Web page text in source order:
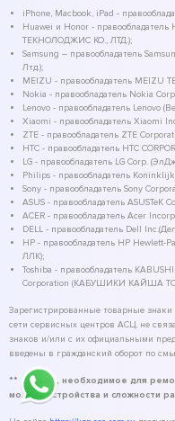
iPhone, Macbook, iPad -
Huawei и Honor - правообладатель
ТЕКНОЛОДЖИС КО., ЛТД.);
Samsung – правообладатель
Лтд.);
MEIZU - правообладатель MEIZU
Nokia - правообладатель Nokia
Lenovo - правообладатель Lenovo
Xiaomi - правообладатель Xiaomi
ZTE - правообладатель ZTE
HTC - правообладатель HTC
LG - правообладатель LG Corp.
Philips - правообладатель
Sony - правообладатель Sony
ASUS - правообладатель
ACER - правообладатель Acer
DELL - правообладатель Dell
HP - правообладатель HP Hewlett-
ЛЛК);
Toshiba - правообладатель
Corporation (КАБУШИКИ КАЙША
Зарегистрированные товарные знаки
сети сервисных центров АСЦ, не
знаков и/или с их официальными
введены в гражданский оборот по
** - время, необходимое для
модели устройства и сложности